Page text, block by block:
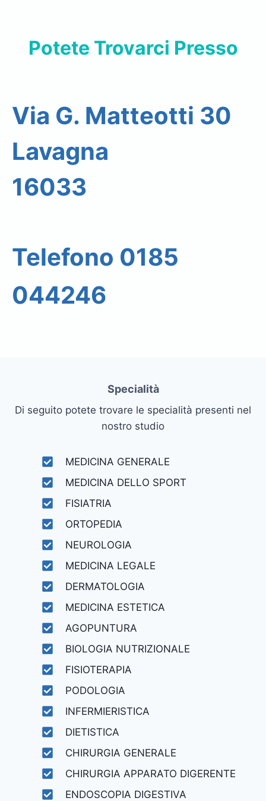
Potete Trovarci Presso
Via G. Matteotti 30
Lavagna
16033
Telefono 0185
044246
Specialità
Di seguito potete trovare le specialità presenti nel
nostro studio
MEDICINA GENERALE
MEDICINA DELLO SPORT
FISIATRIA
ORTOPEDIA
NEUROLOGIA
MEDICINA LEGALE
DERMATOLOGIA
MEDICINA ESTETICA
AGOPUNTURA
BIOLOGIA NUTRIZIONALE
FISIOTERAPIA
PODOLOGIA
INFERMIERISTICA
DIETISTICA
CHIRURGIA GENERALE
CHIRURGIA APPARATO DIGERENTE
ENDOSCOPIA DIGESTIVA